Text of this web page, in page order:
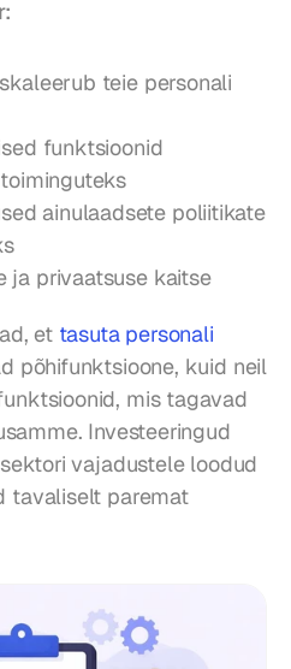
teie personali
funktsioonid
ainulaadsete poliitikate
ja privaatsuse kaitse
et tasuta personali
põhifunktsioone, kuid neil
mis tagavad
Investeeringud
vajadustele loodud
tavaliselt paremat